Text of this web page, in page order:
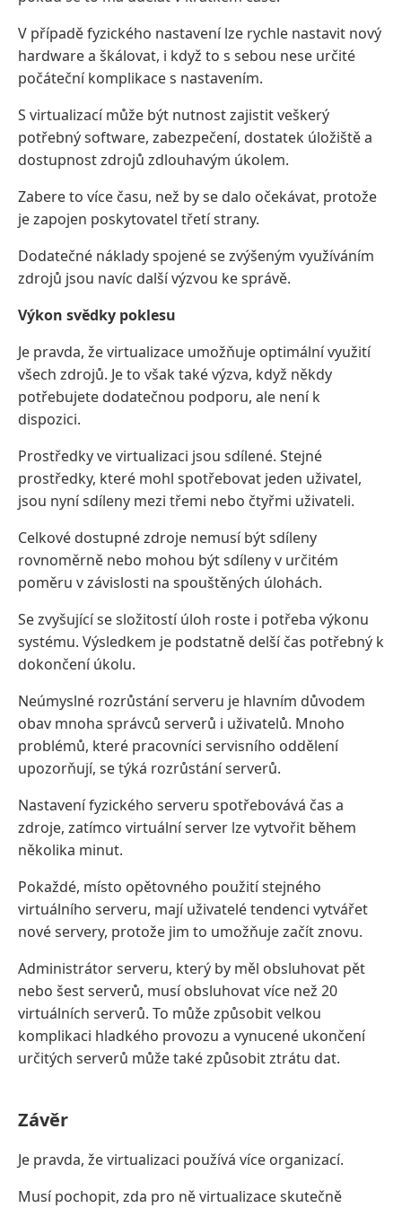
V případě fyzického nastavení lze rychle nastavit nový
hardware a škálovat, i když to s sebou nese určité
počáteční komplikace s nastavením.
S virtualizací může být nutnost zajistit veškerý
potřebný software, zabezpečení, dostatek úložiště a
dostupnost zdrojů zdlouhavým úkolem.
Zabere to více času, než by se dalo očekávat, protože
je zapojen poskytovatel třetí strany.
Dodatečné náklady spojené se zvýšeným využíváním
zdrojů jsou navíc další výzvou ke správě.
Výkon svědky poklesu
Je pravda, že virtualizace umožňuje optimální využití
všech zdrojů. Je to však také výzva, když někdy
potřebujete dodatečnou podporu, ale není k
dispozici.
Prostředky ve virtualizaci jsou sdílené. Stejné
prostředky, které mohl spotřebovat jeden uživatel,
jsou nyní sdíleny mezi třemi nebo čtyřmi uživateli.
Celkové dostupné zdroje nemusí být sdíleny
rovnoměrně nebo mohou být sdíleny v určitém
poměru v závislosti na spouštěných úlohách.
Se zvyšující se složitostí úloh roste i potřeba výkonu
systému. Výsledkem je podstatně delší čas potřebný k
dokončení úkolu.
Neúmyslné rozrůstání serveru je hlavním důvodem
obav mnoha správců serverů i uživatelů. Mnoho
problémů, které pracovníci servisního oddělení
upozorňují, se týká rozrůstání serverů.
Nastavení fyzického serveru spotřebovává čas a
zdroje, zatímco virtuální server lze vytvořit během
několika minut.
Pokaždé, místo opětovného použití stejného
virtuálního serveru, mají uživatelé tendenci vytvářet
nové servery, protože jim to umožňuje začít znovu.
Administrátor serveru, který by měl obsluhovat pět
nebo šest serverů, musí obsluhovat více než 20
virtuálních serverů. To může způsobit velkou
komplikaci hladkého provozu a vynucené ukončení
určitých serverů může také způsobit ztrátu dat.
Závěr
Je pravda, že virtualizaci používá více organizací.
Musí pochopit, zda pro ně virtualizace skutečně